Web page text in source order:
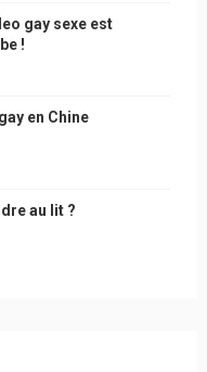
gay sexe est
!
en Chine
au lit ?